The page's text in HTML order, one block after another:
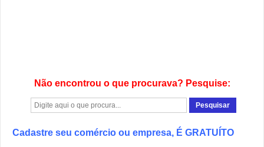
Não encontrou o que procurava? Pesquise:
Cadastre seu comércio ou empresa, É GRATUÍTO